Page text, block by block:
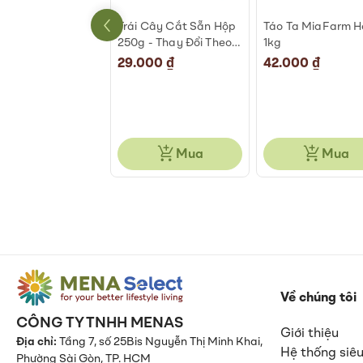
Trái Cây Cắt Sẵn Hộp
250g - Thay Đổi Theo
Ngày
29.000 ₫
Mua
Táo Ta MiaFarm
1kg
42.000 ₫
Mua
CÔNG TY TNHH MENAS
Địa chỉ:Tầng 7, số 25Bis Nguyễn Thị Minh Khai,
Phường Sài Gòn, TP. HCM
Về chúng tôi
Giới thiệu
Hệ thống